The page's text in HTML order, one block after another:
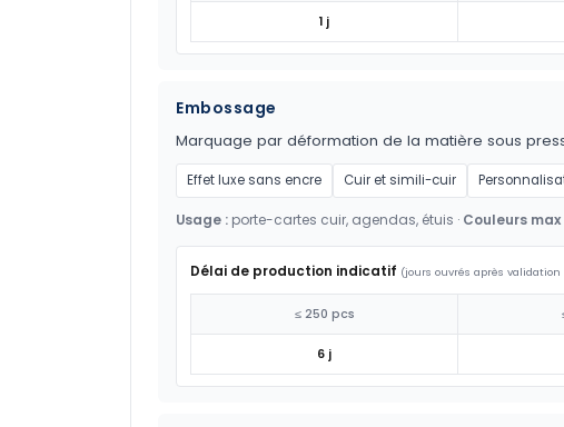
1 j
Embossage
Marquage par déformation de la matière sous
Effet luxe sans encre Cuir et simili-cuir
Usage : porte-cartes cuir, agendas, étuis · Couleurs max
Délai de production indicatif (jours ouvrés après validation
≤ 250 pcs
6 j